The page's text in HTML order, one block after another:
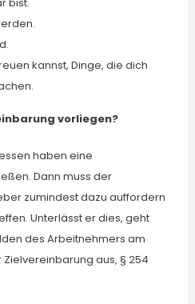
kannst, Dinge, die dich
vorliegen?
haben eine
Dann muss der
zumindest dazu auffordern
Unterlässt er dies, geht
des Arbeitnehmers am
aus, § 254